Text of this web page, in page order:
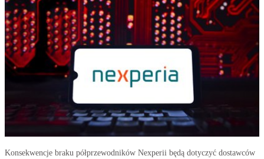
Konsekwencje braku półprzewodników Nexperii będą dotyczyć dostawców